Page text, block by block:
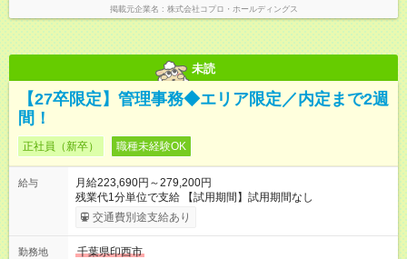
掲載元企業名 株式会社コプロ・ホールディングス
未読
【27卒限定】管理事務◆エリア限定／内定まで2週
間！
正社員（新卒） 職種未経験OK
給与
月給223,690円～279,200円
残業代1分単位で支給 【試用期間】試用期間なし
交通費別途支給あり
勤務地
千葉県印西市